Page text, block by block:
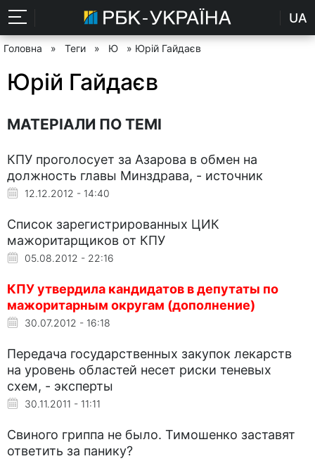
UA
Головна » Теги » Ю » Юрій Гайдаєв
Юрій Гайдаєв
МАТЕРІАЛИ ПО ТЕМІ
КПУ проголосует за Азарова в обмен на
должность главы Минздрава, - источник
12.12.2012 - 14:40
Список зарегистрированных ЦИК
мажоритарщиков от КПУ
05.08.2012 - 22:16
КПУ утвердила кандидатов в депутаты по
мажоритарным округам (дополнение)
30.07.2012 - 16:18
Передача государственных закупок лекарств
на уровень областей несет риски теневых
схем, - эксперты
30.11.2011 - 11:11
Свиного гриппа не было. Тимошенко заставят
ответить за панику?